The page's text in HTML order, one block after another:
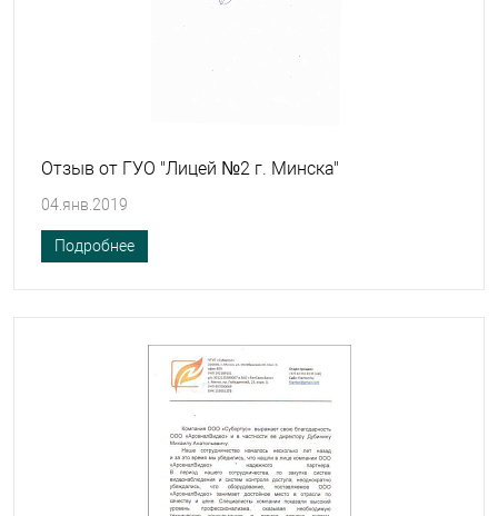
Отзыв от ГУО "Лицей №2 г. Минска"
04.янв.2019
Подробнее